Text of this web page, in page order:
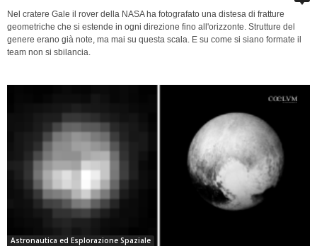
Nel cratere Gale il rover della NASA ha fotografato una distesa di fratture
geometriche che si estende in ogni direzione fino all'orizzonte. Strutture del
genere erano già note, ma mai su questa scala. E su come si siano formate il
team non si sbilancia.
Astronautica ed Esplorazione Spaziale